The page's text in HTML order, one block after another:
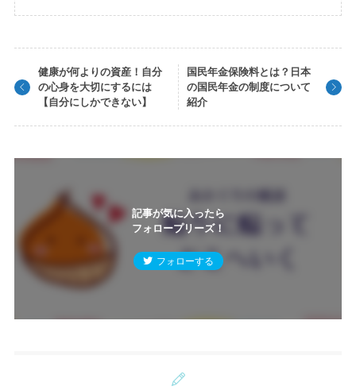
健康が何よりの資産！自分
の心身を大切にするには
【自分にしかできない】
国民年金保険料とは？日本
の国民年金の制度について
紹介
記事が気に入ったら
フォロープリーズ！
フォローする